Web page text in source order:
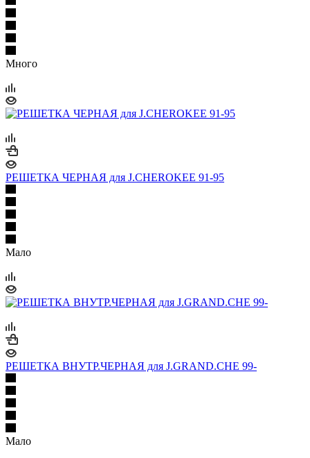
Много
РЕШЕТКА ЧЕРНАЯ для J.CHEROKЕЕ 91-95
Мало
РЕШЕТКА ВНУТР.ЧЕРНАЯ для J.GRAND.CHE 99-
Мало